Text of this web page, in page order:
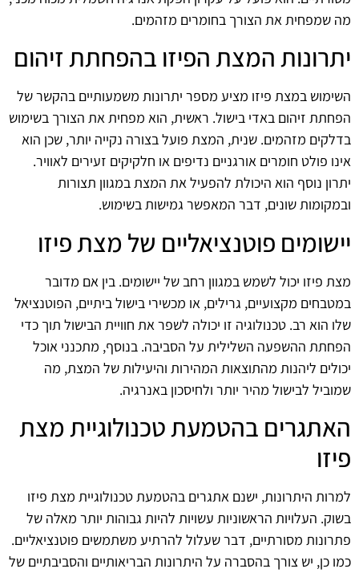
מה שמפחית את הצורך בחומרים מזהמים.
יתרונות המצת הפיזו בהפחתת זיהום
השימוש במצת פיזו מציע מספר יתרונות משמעותיים בהקשר של
הפחתת זיהום באדי בישול. ראשית, הוא מפחית את הצורך בשימוש
בדלקים מזהמים. שנית, המצת פועל בצורה נקייה יותר, שכן הוא
אינו פולט חומרים אורגניים נדיפים או חלקיקים זעירים לאוויר.
יתרון נוסף הוא היכולת להפעיל את המצת במגוון תצורות
ובמקומות שונים, דבר המאפשר גמישות בשימוש.
יישומים פוטנציאליים של מצת פיזו
מצת פיזו יכול לשמש במגוון רחב של יישומים. בין אם מדובר
במטבחים מקצועיים, גרילים, או מכשירי בישול ביתיים, הפוטנציאל
שלו הוא רב. טכנולוגיה זו יכולה לשפר את חוויית הבישול תוך כדי
הפחתת ההשפעה השלילית על הסביבה. בנוסף, מתכנני אוכל
יכולים ליהנות מהתוצאות המהירות והיעילות של המצת, מה
שמוביל לבישול מהיר יותר ולחיסכון באנרגיה.
האתגרים בהטמעת טכנולוגיית מצת
פיזו
למרות היתרונות, ישנם אתגרים בהטמעת טכנולוגיית מצת פיזו
בשוק. העלויות הראשוניות עשויות להיות גבוהות יותר מאלה של
פתרונות מסורתיים, דבר שעלול להרתיע משתמשים פוטנציאליים.
כמו כן, יש צורך בהסברה על היתרונות הבריאותיים והסביבתיים של